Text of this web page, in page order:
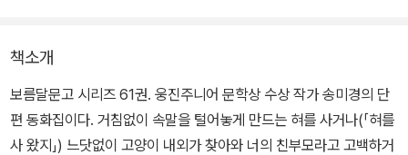
책소개
보름달문고 시리즈 61권. 웅진주니어 문학상 수상 작가 송미경의 단
편 동화집이다. 거침없이 속말을 털어놓게 만드는 혀를 사거나(「혀를
사 왔지」) 느닷없이 고양이 내외가 찾아와 너의 친부모라고 고백하거